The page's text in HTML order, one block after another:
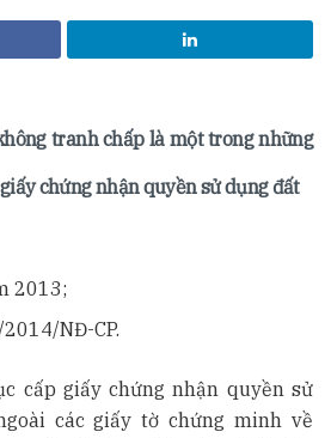
tranh chấp là một trong những
chứng nhận quyền sử dụng đất
2013;
NĐ-CP.
cấp giấy chứng nhận quyền sử
các giấy tờ chứng minh về